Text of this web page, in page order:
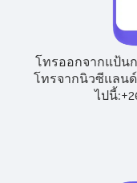
โทรออกจากแป้น
โทรจากนิวซีแลนด์
ไปนี้:+